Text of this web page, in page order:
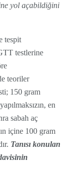
yol açabildiğini
tespit
testlerine
teoriler
150 gram
en
sabah aç
içine 100 gram
Tanısı konulan